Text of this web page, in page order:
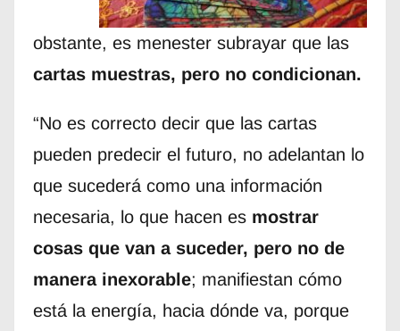
obstante, es menester subrayar que las
cartas muestras, pero no condicionan.
“No es correcto decir que las cartas
pueden predecir el futuro, no adelantan lo
que sucederá como una información
necesaria, lo que hacen es mostrar
cosas que van a suceder, pero no de
manera inexorable; manifiestan cómo
está la energía, hacia dónde va, porque